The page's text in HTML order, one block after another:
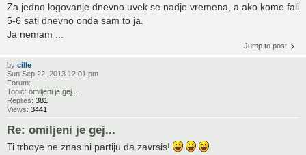
Za jedno logovanje dnevno uvek se nadje vremena, a ako kome fali
5-6 sati dnevno onda sam to ja.
Ja nemam ...
Jump to post
by cille
Sun Sep 22, 2013 12:01 pm
Forum:
Topic: omiljeni je gej...
Replies: 381
Views: 3441
Re: omiljeni je gej...
Ti trboye ne znas ni partiju da zavrsis!